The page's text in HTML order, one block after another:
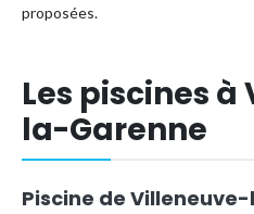
proposées.
Les piscines
la-Garenne
Piscine de